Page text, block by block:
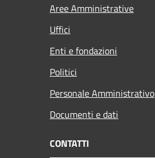
Aree Amministrative
Uffici
Enti e fondazioni
Politici
Personale Amministrativo
Documenti e dati
CONTATTI